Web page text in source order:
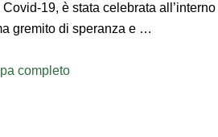
19, è stata celebrata
gremito di speranza e …
completo